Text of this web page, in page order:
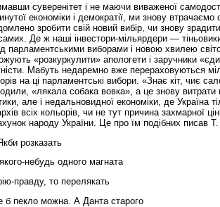
суверенітет і не маючи виваженої
економіки і демократії, ми знову
зробити свій новий вибір, чи знову
Де ж наші інвестори-мільярдери —
парламентськими виборами і новою хвилею
«розкуркулити» апологети і заручники
Мабуть недаремно вже перераховуються
на ці парламентські вибори. «Знає кіт, чиє
«лякала собака вовка», а це знову витрати
але і недальновидної економіки, де Україна
всіх кольорів, чи не тут причина захмарної
народу України. Це про їм подібних писав
розказать
небудь одного магната
правду, то перелякать
б пекло можна. А Данта старого